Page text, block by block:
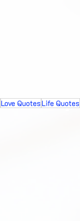
Love QuotesLife Quotes